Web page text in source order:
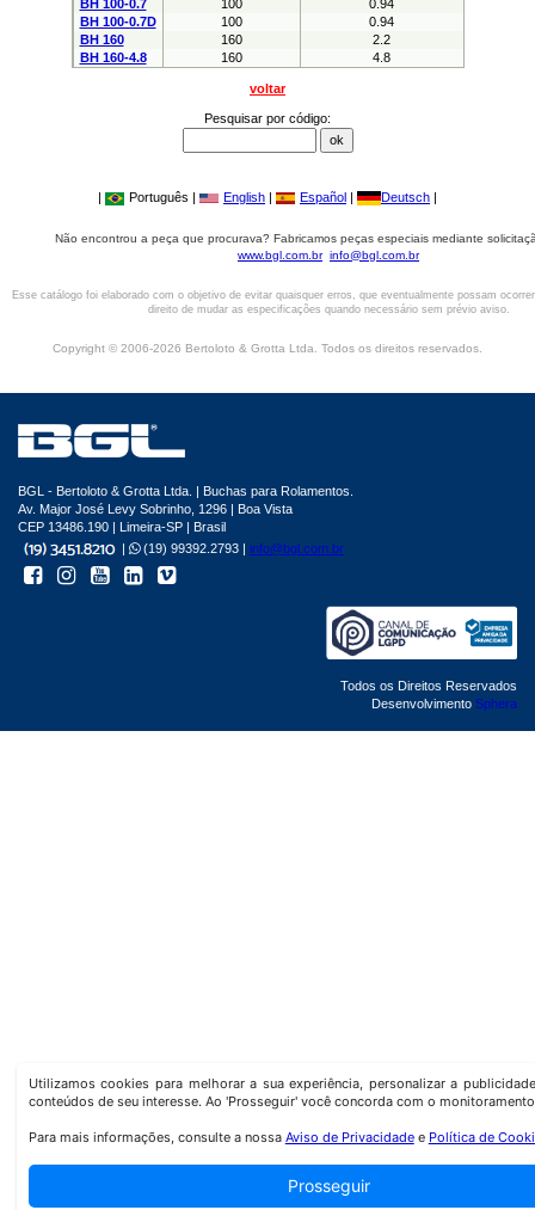
BH 100-0.7
100
0.94
BH 100-0.7D
100
0.94
BH 160
160
2.2
BH 160-4.8
160 4.8
voltar
Pesquisar por código:
| Português | English | Español | Deutsch |
Não encontrou a peça que procurava? Fabricamos peças especiais mediante
www.bgl.com.br info@bgl.com.br
Esse catálogo foi elaborado com o objetivo de evitar quaisquer erros, que eventualmente possam
direito de mudar as especificações quando necessário sem prévio aviso.
Copyright © 2006-2026 Bertoloto & Grotta Ltda. Todos os direitos reservados.
Utilizamos cookies para melhorar a sua experiência, personalizar a
conteúdos de seu interesse. Ao 'Prosseguir' você concorda com o
Para mais informações, consulte a nossa Aviso de Privacidadee Política de
Prosseguir
BGL - Bertoloto & Grotta Ltda. | Buchas para Rolamentos.
Av. Major José Levy Sobrinho, 1296 | Boa Vista
CEP 13486.190 | Limeira-SP | Brasil
|
(19) 99392.2793 | info@bgl.com.br
Todos os Direitos Reservados
Desenvolvimento Sphera